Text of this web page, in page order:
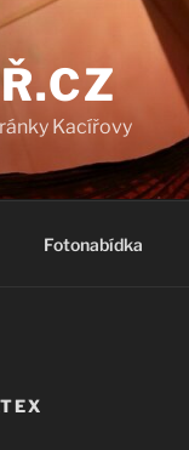
Kacířovy
Fotonabídka